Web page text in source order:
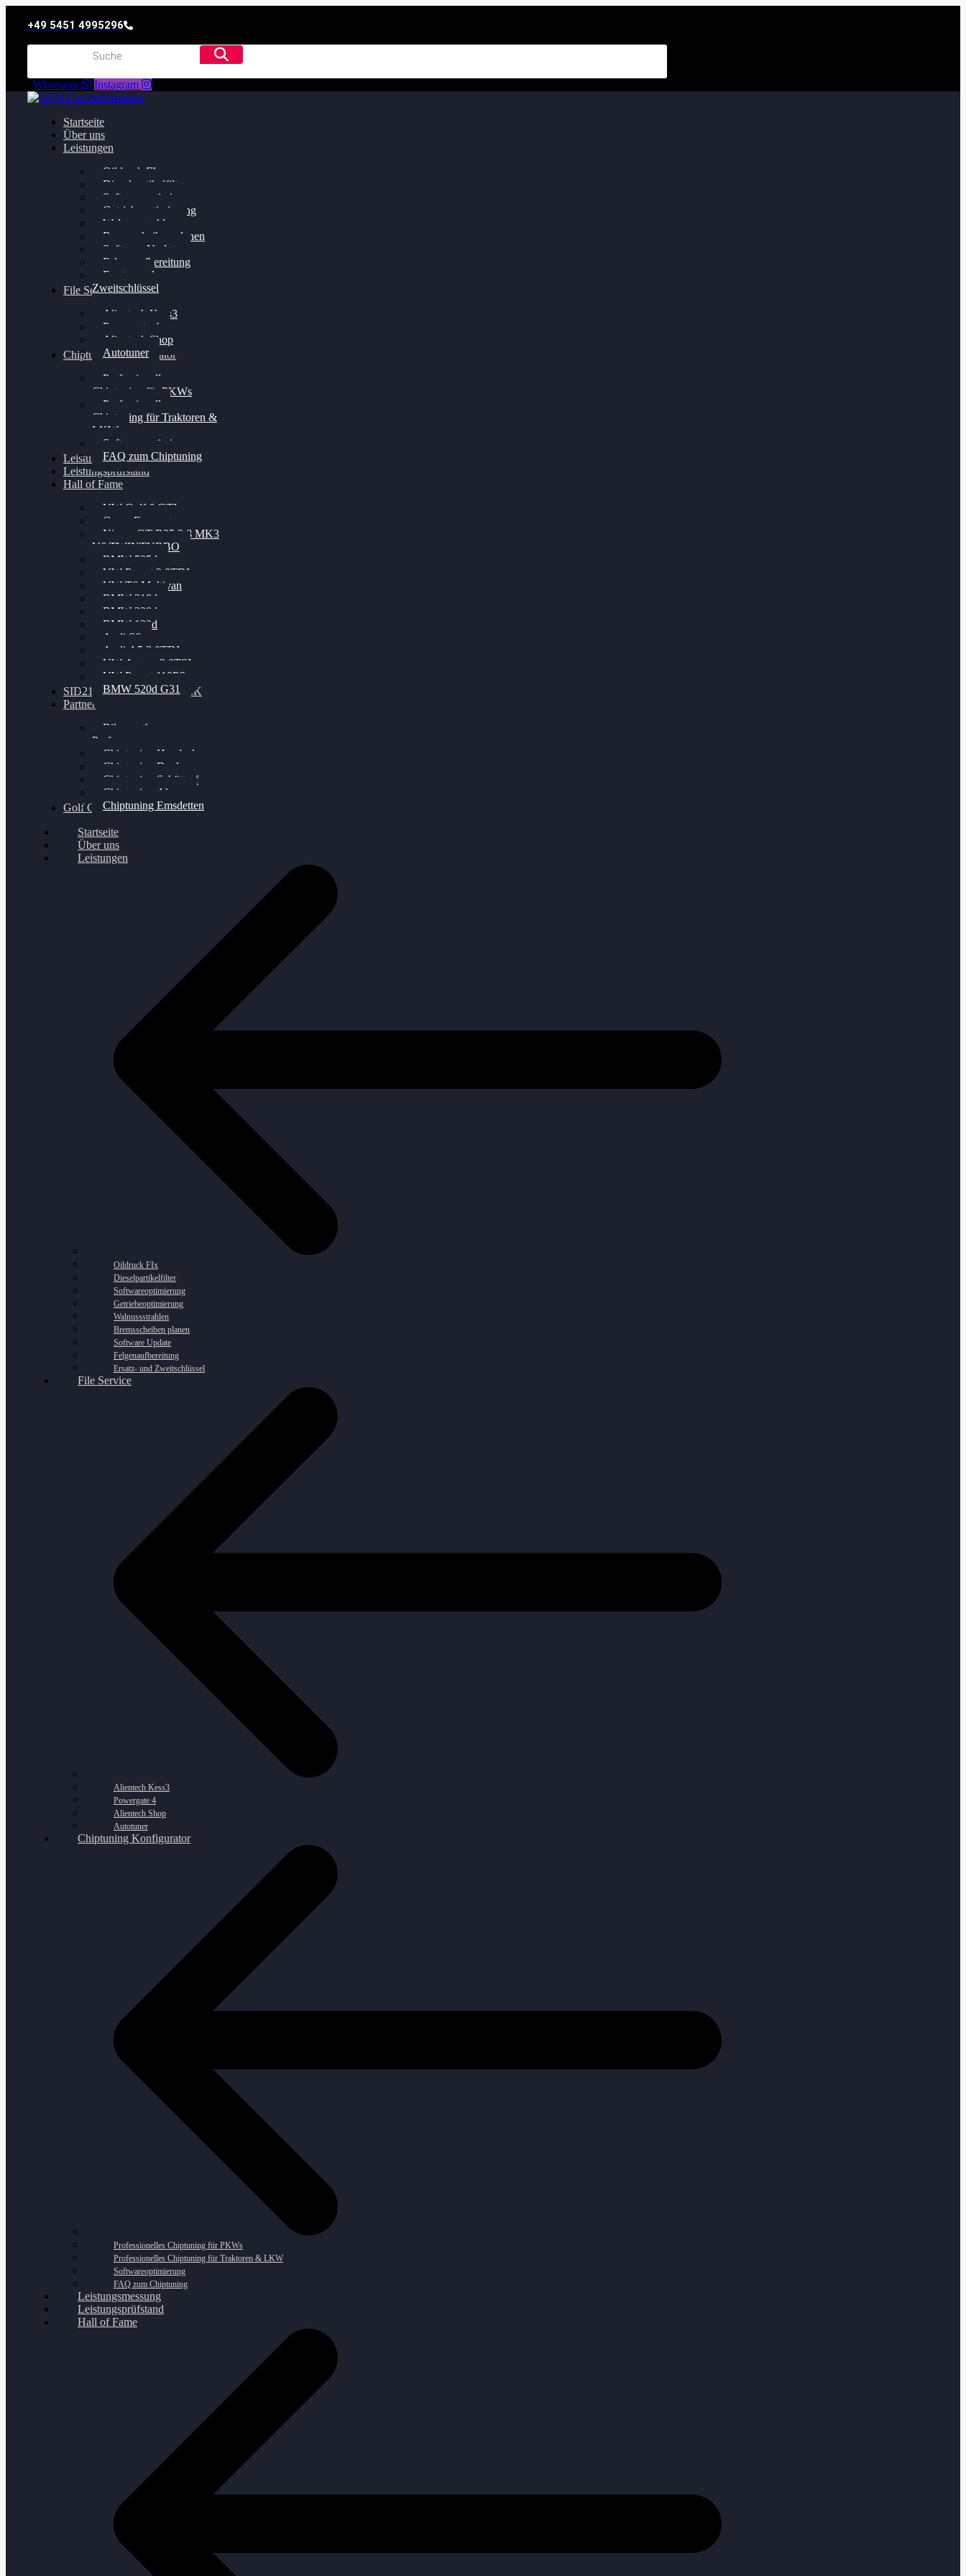
+49 5451 4995296
Whatsapp Instagram
Startseite
Über uns
Leistungen
Oildruck FIx
Dieselpartikelfilter
Softwareoptimierung
Getriebeoptimierung
Walnussstrahlen
Bremsscheiben planen
Software Update
Felgenaufbereitung
Ersatz- und
Zweitschlüssel
File Service
Alientech Kess3
Powergate 4
Alientech Shop
Autotuner
Chiptuning Konfigurator
Professionelles
Chiptuning für PKWs
Professionelles
Chiptuning für Traktoren &
LKW
Softwareoptimierung
FAQ zum Chiptuning
Leistungsmessung
Leistungsprüfstand
Hall of Fame
VW Golf 6 GTI
Cupra Formentor
Nissan GT-R35 3.8 MK3
V6 TWINTURBO
BMW 525d
VW Passat 2.0TDI
VW T6 Multivan
BMW 318d
BMW 320d
BMW 120d
Audi S6
Audi A5 3.0TDI
VW Arteon 2.0TSI
VW Passat 110PS
BMW 520d G31
SID212 / 212EVO UNLOCK
Partner
Bilgenroth
Performance
Chiptuning Herzlacke
Chiptuning Duelmen
Chiptuning Schüttorf
Chiptuning Ahaus
Chiptuning Emsdetten
Golf Gewinnspiel
Startseite
Über uns
Leistungen
Oildruck FIx
Dieselpartikelfilter
Softwareoptimierung
Getriebeoptimierung
Walnussstrahlen
Bremsscheiben planen
Software Update
Felgenaufbereitung
Ersatz- und Zweitschlüssel
File Service
Alientech Kess3
Powergate 4
Alientech Shop
Autotuner
Chiptuning Konfigurator
Professionelles Chiptuning für PKWs
Professionelles Chiptuning für Traktoren & LKW
Softwareoptimierung
FAQ zum Chiptuning
Leistungsmessung
Leistungsprüfstand
Hall of Fame